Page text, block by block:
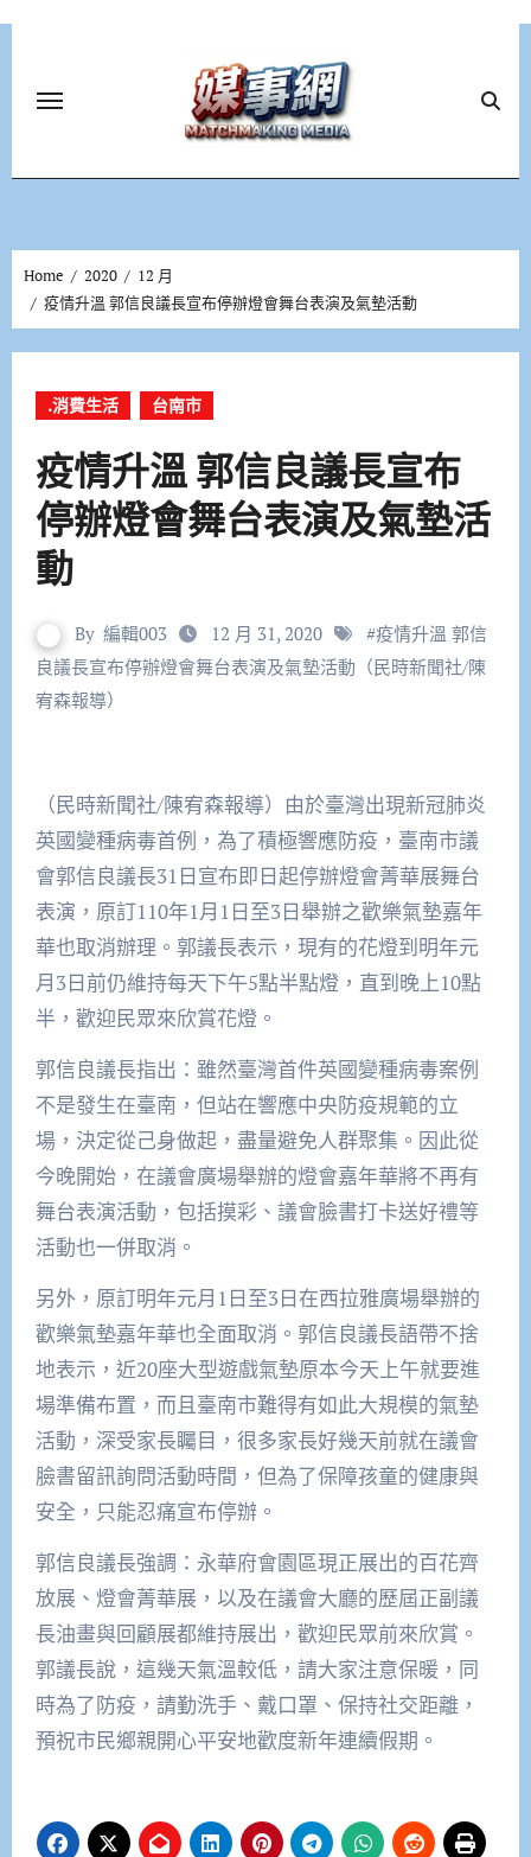
Home 2020
12 月
疫情升溫 郭信良議長宣布停辦燈會舞台表演及氣墊活動
.消費生活 台南市
疫情升溫 郭信良議長宣布
停辦燈會舞台表演及氣墊活
動
By 編輯003 12 月 31, 2020 #疫情升溫 郭信
良議長宣布停辦燈會舞台表演及氣墊活動（民時新聞社/陳
宥森報導）
（民時新聞社/陳宥森報導）由於臺灣出現新冠肺炎
英國變種病毒首例，為了積極響應防疫，臺南市議
會郭信良議長31日宣布即日起停辦燈會菁華展舞台
表演，原訂110年1月1日至3日舉辦之歡樂氣墊嘉年
華也取消辦理。郭議長表示，現有的花燈到明年元
月3日前仍維持每天下午5點半點燈，直到晚上10點
半，歡迎民眾來欣賞花燈。
郭信良議長指出：雖然臺灣首件英國變種病毒案例
不是發生在臺南，但站在響應中央防疫規範的立
場，決定從己身做起，盡量避免人群聚集。因此從
今晚開始，在議會廣場舉辦的燈會嘉年華將不再有
舞台表演活動，包括摸彩、議會臉書打卡送好禮等
活動也一併取消。
另外，原訂明年元月1日至3日在西拉雅廣場舉辦的
歡樂氣墊嘉年華也全面取消。郭信良議長語帶不捨
地表示，近20座大型遊戲氣墊原本今天上午就要進
場準備布置，而且臺南市難得有如此大規模的氣墊
活動，深受家長矚目，很多家長好幾天前就在議會
臉書留訊詢問活動時間，但為了保障孩童的健康與
安全，只能忍痛宣布停辦。
郭信良議長強調：永華府會園區現正展出的百花齊
放展、燈會菁華展，以及在議會大廳的歷屆正副議
長油畫與回顧展都維持展出，歡迎民眾前來欣賞。
郭議長說，這幾天氣溫較低，請大家注意保暖，同
時為了防疫，請勤洗手、戴口罩、保持社交距離，
預祝市民鄉親開心平安地歡度新年連續假期。